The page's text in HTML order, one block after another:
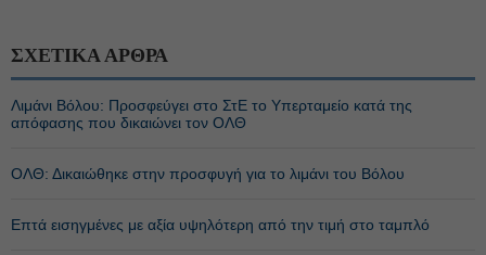
ΣΧΕΤΙΚΑ ΑΡΘΡΑ
Λιμάνι Βόλου: Προσφεύγει στο ΣτΕ το Υπερταμείο κατά της
απόφασης που δικαιώνει τον ΟΛΘ
ΟΛΘ: Δικαιώθηκε στην προσφυγή για το λιμάνι του Βόλου
Επτά εισηγμένες με αξία υψηλότερη από την τιμή στο ταμπλό